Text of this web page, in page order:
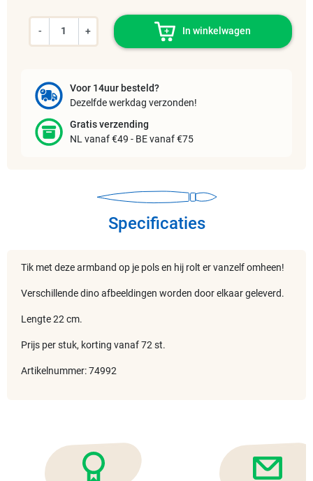
- + In winkelwagen
Voor 14uur besteld?
Dezelfde werkdag verzonden!
Gratis verzending
NL vanaf €49 - BE vanaf €75
Specificaties
Tik met deze armband op je pols en hij rolt er vanzelf omheen!
Verschillende dino afbeeldingen worden door elkaar geleverd.
Lengte 22 cm.
Prijs per stuk, korting vanaf 72 st.
Artikelnummer: 74992